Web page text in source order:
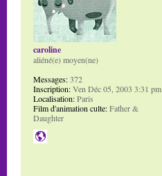
caroline
aliéné(e) moyen(ne)
Messages:372
Inscription:Ven Déc 05, 2003 3:31 pm
Localisation:Paris
Film d'animation culte:Father &
Daughter